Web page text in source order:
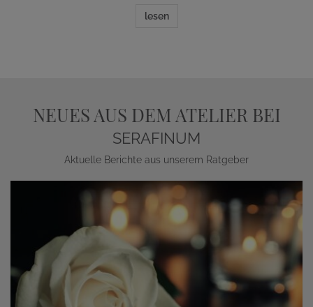
lesen
NEUES AUS DEM ATELIER BEI
SERAFINUM
Aktuelle Berichte aus unserem Ratgeber